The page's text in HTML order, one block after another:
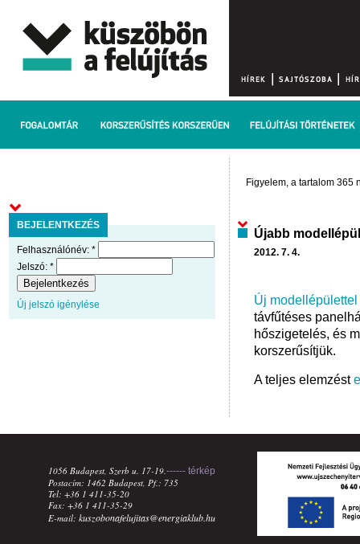
Figyelem, a tartalom 365
BEJELENTKEZÉS
Felhasználónév: *
Jelszó: *
Új jelszó igénylése
Újabb
2012. 7. 4.
Új modellépülettel
távfűtéses
hőszigetelés, és
korszerűsítjük.
A teljes elemzést
1056 Budapest, Szerb u. 17-19.------ térkép
Postacím: 1462 Budapest, Pf.: 735
Tel: +36 1 411-35-20
Fax: +36 1 411-35-29
E-mail: kuszobonafelujitas@energiaklub.hu